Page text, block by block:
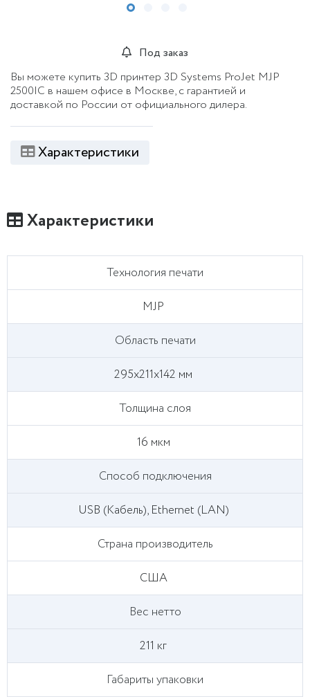
Под заказ
Вы можете купить 3D принтер 3D Systems ProJet MJP
2500IC в нашем офисе в Москве, с гарантией и
доставкой по России от официального дилера.
Характеристики
Характеристики
Технология печати
MJP
Область печати
295х211х142 мм
Толщина слоя
16 мкм
Способ подключения
USB (Кабель), Ethernet (LAN)
Страна производитель
США
Вес нетто
211 кг
Габариты упаковки